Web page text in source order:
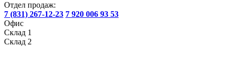
Отдел продаж:
7 (831) 267-12-23 7 920 006 93 53
Офис
Склад 1
Склад 2